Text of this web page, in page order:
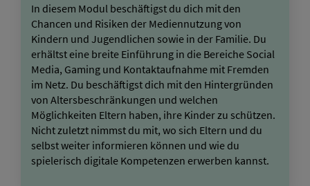
In diesem Modul beschäftigst du dich mit den
Chancen und Risiken der Mediennutzung von
Kindern und Jugendlichen sowie in der Familie. Du
erhältst eine breite Einführung in die Bereiche Social
Media, Gaming und Kontaktaufnahme mit Fremden
im Netz. Du beschäftigst dich mit den Hintergründen
von Altersbeschränkungen und welchen
Möglichkeiten Eltern haben, ihre Kinder zu schützen.
Nicht zuletzt nimmst du mit, wo sich Eltern und du
selbst weiter informieren können und wie du
spielerisch digitale Kompetenzen erwerben kannst.